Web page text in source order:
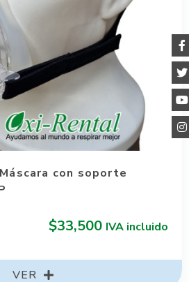
IVA incluido
Arnés